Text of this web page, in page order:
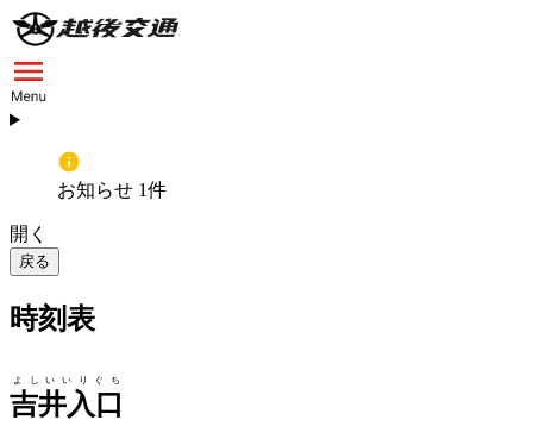
お知らせ 1件
開く
戻る
時刻表
吉井入口
よしいいりぐち